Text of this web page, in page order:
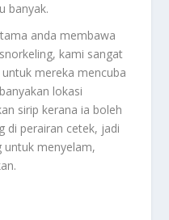
banyak.
anda membawa
kami sangat
mereka mencuba
lokasi
sirip kerana ia boleh
di perairan cetek, jadi
untuk menyelam,